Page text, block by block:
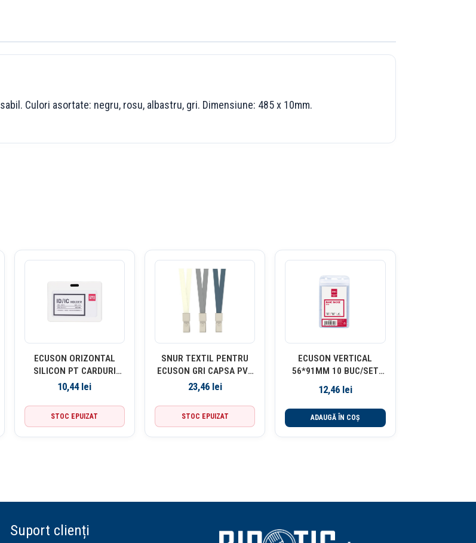
Culori asortate: negru, rosu, albastru, gri. Dimensiune: 485 x 10mm.
ECUSON ORIZONTAL
SILICON PT CARDURI
89*54MM RAMA ALBA
10,44 lei
STOC EPUIZAT
SNUR TEXTIL PENTRU
ECUSON GRI CAPSA PVC
450*10MM 12 BUC/SET
23,46 lei
STOC EPUIZAT
ECUSON VERTICAL
56*91MM 10 BUC/SET
DELI
12,46 lei
ADAUGĂ ÎN COȘ
Suport clienți